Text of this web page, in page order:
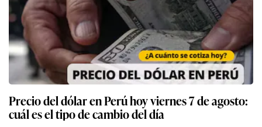
Precio del dólar en Perú hoy viernes 7 de agosto:
cuál es el tipo de cambio del día